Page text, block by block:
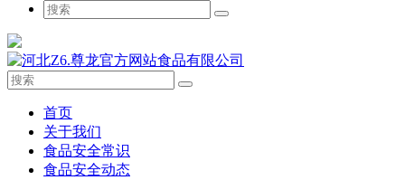
首页
关于我们
食品安全常识
食品安全动态